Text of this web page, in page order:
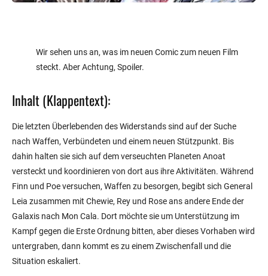
Wir sehen uns an, was im neuen Comic zum neuen Film
steckt. Aber Achtung, Spoiler.
Inhalt (Klappentext):
Die letzten Überlebenden des Widerstands sind auf der Suche
nach Waffen, Verbündeten und einem neuen Stützpunkt. Bis
dahin halten sie sich auf dem verseuchten Planeten Anoat
versteckt und koordinieren von dort aus ihre Aktivitäten. Während
Finn und Poe versuchen, Waffen zu besorgen, begibt sich General
Leia zusammen mit Chewie, Rey und Rose ans andere Ende der
Galaxis nach Mon Cala. Dort möchte sie um Unterstützung im
Kampf gegen die Erste Ordnung bitten, aber dieses Vorhaben wird
untergraben, dann kommt es zu einem Zwischenfall und die
Situation eskaliert.